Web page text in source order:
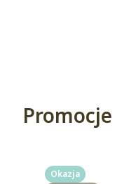
Promocje
Okazja